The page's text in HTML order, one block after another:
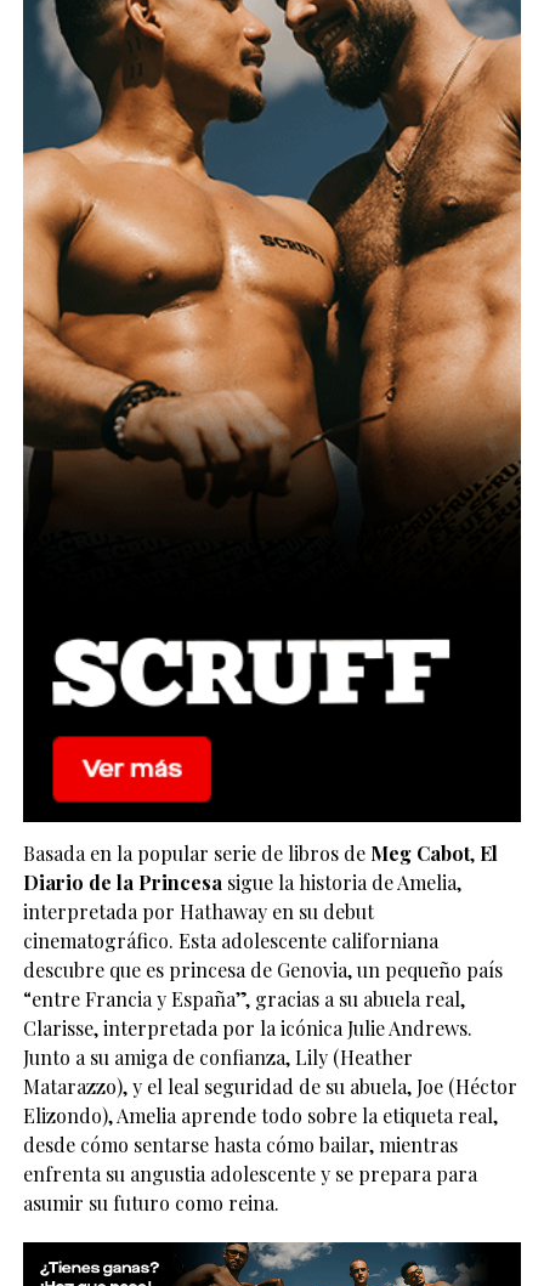
Basada en la popular serie de libros deMeg Cabot, El
Diario de la Princesa sigue la historia de Amelia,
interpretada por Hathaway en su debut
cinematográfico. Esta adolescente californiana
descubre que es princesa de Genovia, un pequeño país
“entre Francia y España”, gracias a su abuela real,
Clarisse, interpretada por la icónica Julie Andrews.
Junto a su amiga de confianza, Lily (Heather
Matarazzo), y el leal seguridad de su abuela, Joe (Héctor
Elizondo), Amelia aprende todo sobre la etiqueta real,
desde cómo sentarse hasta cómo bailar, mientras
enfrenta su angustia adolescente y se prepara para
asumir su futuro como reina.